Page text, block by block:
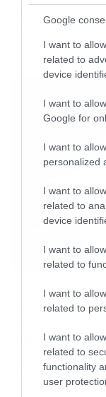
Google
I want to
related to
device
I want to
Google for
I want to
personalized
I want to
related to
device
I want to
related to
I want to
related to
I want to
related to
functionality
user
Μ’ έναν
ανυψώσουν το
και παραμένουν
μέτρων για την
αστυνομικών.
αστυνομικοί
Απίστευτη
γιατί
Νόμιζαν πως
γκάφα υπέπεσαν
καταγγελία και